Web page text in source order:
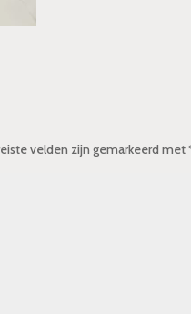
velden zijn gemarkeerd met